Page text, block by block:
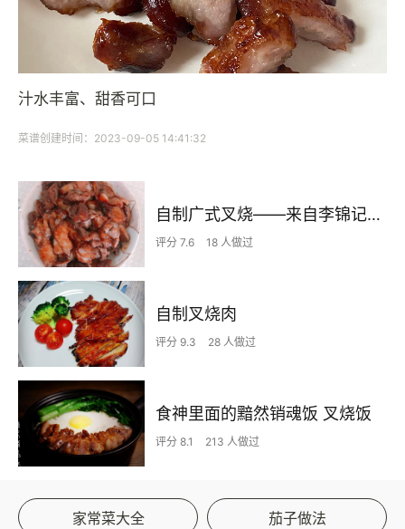
汁水丰富、甜香可口
菜谱创建时间：2023-09-05 14:41:32
自制广式叉烧——来自李锦记的官方菜谱秘制叉烧（烤箱制作）
评分 7.6 18 人做过
自制叉烧肉
评分 9.3 28 人做过
食神里面的黯然销魂饭 叉烧饭
评分 8.1 213 人做过
家常菜大全 茄子做法